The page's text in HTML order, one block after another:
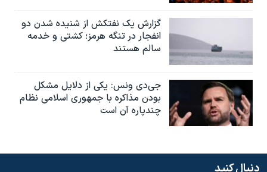
گزارش یک نفتکش از شنیده شدن دو
انفجار در تنگه هرمز؛ کشتی و خدمه
سالم هستند
جی‌دی ونس: یکی از دلایل مشکل
بودن مذاکره با جمهوری اسلامی نظام
چندپاره آن است